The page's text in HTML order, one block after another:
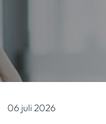
06 juli 2026